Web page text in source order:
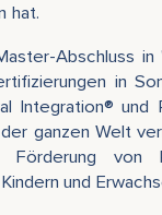
hat.
Abschluss in
in
Integration®
der ganzen Welt
Förderung von
und